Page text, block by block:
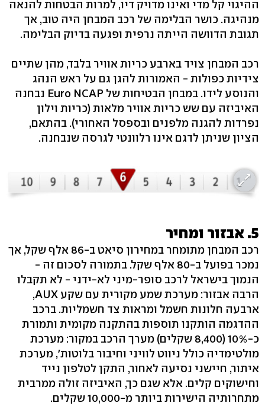
ההיגוי קל מדי ואינו מדויק דיו, למרות הבטחות להנאה
מנהיגה. כושר הבלימה של רכב המבחן היה טוב, אך
תגובת הדוושה הייתה נרפית ופגעה בדיוק הבלימה.
רכב המבחן צויד בארבע כריות אוויר בלבד, מהן שתיים
צידיות כפולות - האמורות להגן גם על ראש הנהג
והנוסע לידו. במבחן הבטיחות של Euro NCAP נבחנה
האיביזה עם שש כריות אוויר מלאות (כריות וילון
נפרדות להגנה מלפנים ובספסל האחורי). בהתאם,
הציון שניתן לדגם אינו רלוונטי לגרסה שנבחנה.
5. אבזור ומחיר
רכב המבחן מתומחר במחירון סיאט ב-86 אלף שקל, אך
נמכר בפועל ב-80 אלף שקל. בתמורה לסכום זה -
הנמוך בישראל לרכב סופר-מיני לא-ידני - לא תקבלו
הרבה אבזור: מערכת שמע מקורית עם שקע AUX,
ארבעה חלונות חשמל ומראות צד חשמליות. ברכב
ההדגמה הותקנו תוספות בהתקנה מקומית ותמורת
כ-10% (8,400 שקלים) מערך הרכב במקור: מערכת
מולטימדיה כולל ניווט לוויני וחיבור בלוטות', מערכת
איתור, חיישני נסיעה לאחור, התקן לטלפון נייד
וחישוקים קלים. אלא שגם כך, האיביזה זולה ממרבית
מתחרותיה הישירות ביותר מ-10,000 שקלים.